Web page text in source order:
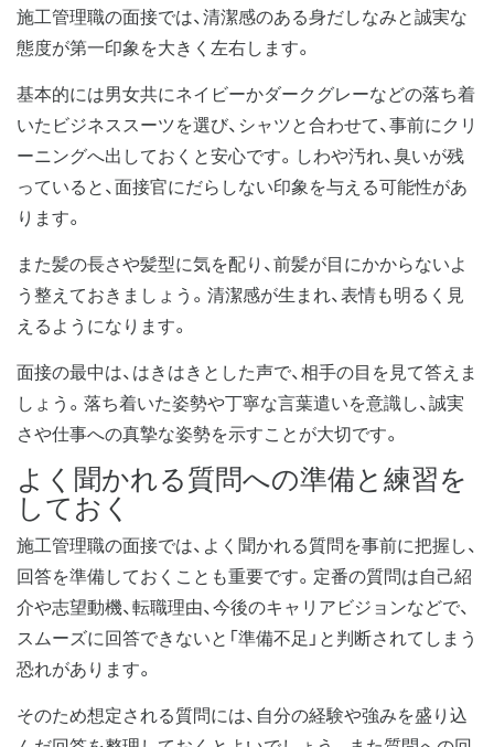
施工管理職の面接では、清潔感のある身だしなみと誠実な
態度が第一印象を大きく左右します。
基本的には男女共にネイビーかダークグレーなどの落ち着
いたビジネススーツを選び、シャツと合わせて、事前にクリ
ーニングへ出しておくと安心です。しわや汚れ、臭いが残
っていると、面接官にだらしない印象を与える可能性があ
ります。
また髪の長さや髪型に気を配り、前髪が目にかからないよ
う整えておきましょう。清潔感が生まれ、表情も明るく見
えるようになります。
面接の最中は、はきはきとした声で、相手の目を見て答えま
しょう。落ち着いた姿勢や丁寧な言葉遣いを意識し、誠実
さや仕事への真摯な姿勢を示すことが大切です。
よく聞かれる質問への準備と練習を
しておく
施工管理職の面接では、よく聞かれる質問を事前に把握し、
回答を準備しておくことも重要です。定番の質問は自己紹
介や志望動機、転職理由、今後のキャリアビジョンなどで、
スムーズに回答できないと「準備不足」と判断されてしまう
恐れがあります。
そのため想定される質問には、自分の経験や強みを盛り込